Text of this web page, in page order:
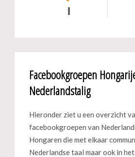
Facebookgroepen
Nederlandstalig
Hieronder ziet u een overzicht
facebookgroepen van
Hongaren die met elkaar
Nederlandse taal maar ook in